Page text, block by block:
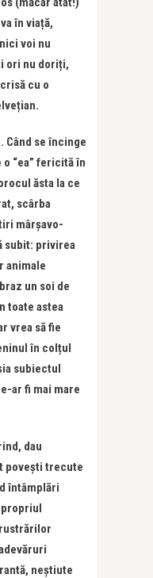
în viață,
voi nu
ori nu doriți,
cu o
Când se încinge
“ea” fericită în
ăsta la ce
scârba
mârșavo-
subit: privirea
animale
un soi de
toate astea
vrea să fie
în colțul
subiectul
ar fi mai mare
dau
povești trecute
întâmplări
propriul
neștiute